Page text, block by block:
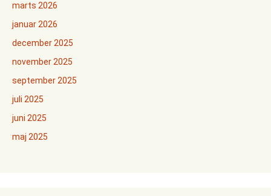
marts 2026
januar 2026
december 2025
november 2025
september 2025
juli 2025
juni 2025
maj 2025